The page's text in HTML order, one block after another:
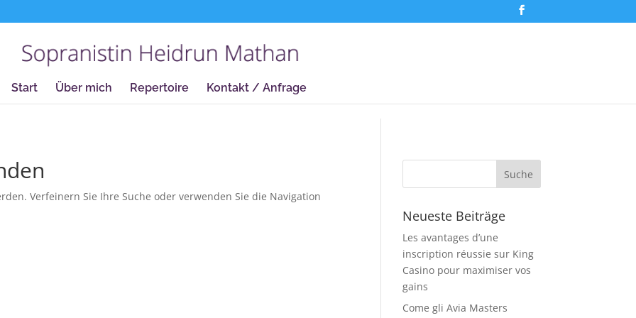
Start Über mich Repertoire Kontakt / Anfrage
Verfeinern Sie Ihre Suche oder verwenden Sie die Navigation
Neueste Beiträge
Les avantages d’une
inscription réussie sur King
Casino pour maximiser vos
gains
Come gli Avia Masters